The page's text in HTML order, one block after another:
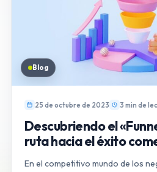
Blog
25 de octubre de 2023 3 min de
Descubriendo el
ruta hacia el éxito
En el competitivo mundo de los